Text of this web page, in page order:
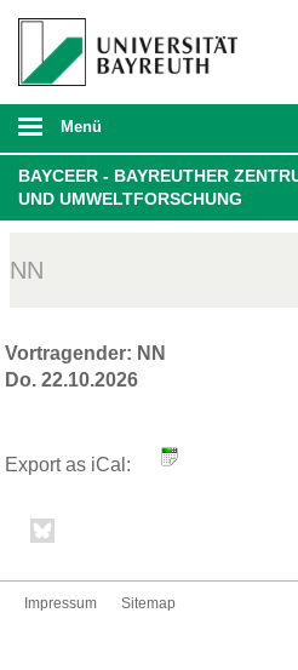
Menü
BAYCEER - BAYREUTHER
UND UMWELTFORSCHUNG
NN
Vortragender: NN
Do. 22.10.2026
Export as iCal:
Impressum Sitemap